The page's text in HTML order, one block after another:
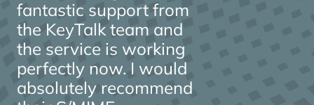
fantastic support from
the KeyTalk team and
the service is working
perfectly now. I would
absolutely recommend